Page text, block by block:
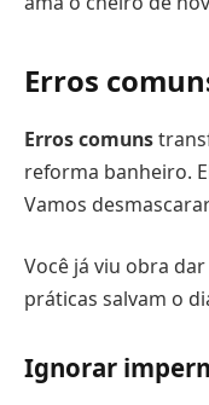
Erros
Erros comuns
reforma banheiro.
Vamos
Você já viu obra
práticas salvam o
Ignorar